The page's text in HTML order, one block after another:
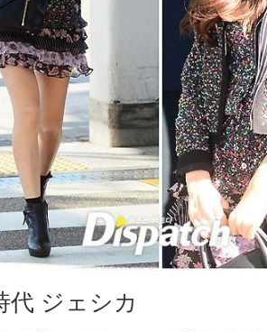
代 ジェシカ